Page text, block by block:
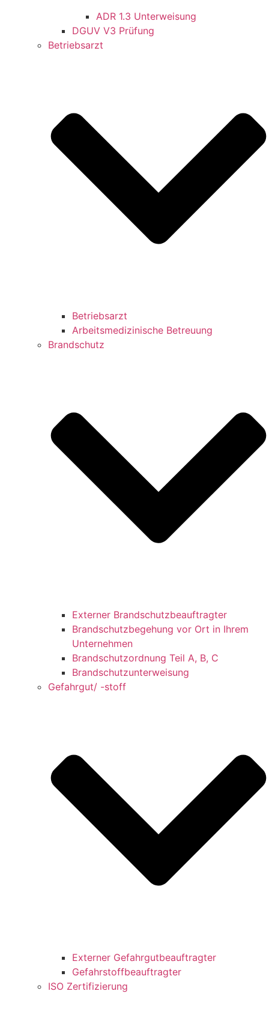
ADR 1.3 Unterweisung
DGUV V3 Prüfung
Betriebsarzt
Betriebsarzt
Arbeitsmedizinische Betreuung
Brandschutz
Externer Brandschutzbeauftragter
Brandschutzbegehung vor Ort in Ihrem
Unternehmen
Brandschutzordnung Teil A, B, C
Brandschutzunterweisung
Gefahrgut/ -stoff
Externer Gefahrgutbeauftragter
Gefahrstoffbeauftragter
ISO Zertifizierung